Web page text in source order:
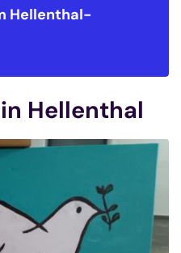
Hellenthal-
Hellenthal